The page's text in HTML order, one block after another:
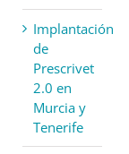
Implantación
de
Prescrivet
2.0 en
Murcia y
Tenerife